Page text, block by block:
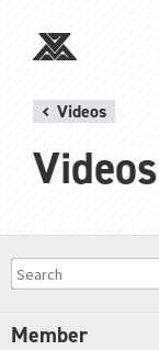
Videos
Videos
Member